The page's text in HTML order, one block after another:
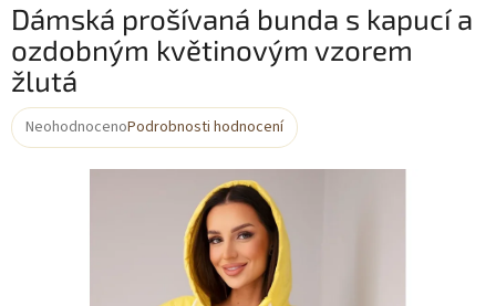
Dámská prošívaná bunda s kapucí a
ozdobným květinovým vzorem
žlutá
Průměrné
NeohodnocenoPodrobnosti hodnocení